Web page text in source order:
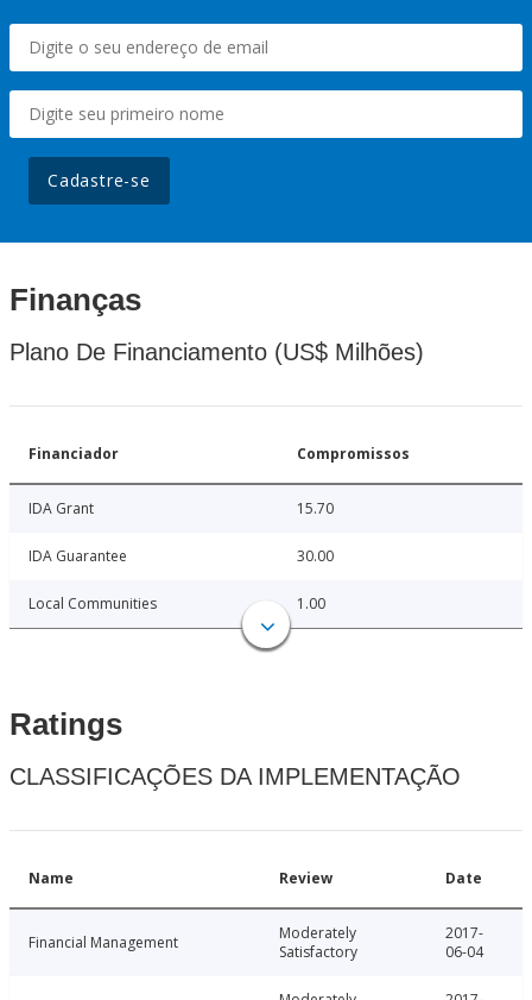
Cadastre-se
Finanças
Plano De Financiamento (US$ Milhões)
Financiador Compromissos
IDA Grant 15.70
IDA Guarantee 30.00
Local Communities 1.00
Ratings
CLASSIFICAÇÕES DA IMPLEMENTAÇÃO
Name Review Date
Financial Management
Moderately
Satisfactory
2017-
06-04